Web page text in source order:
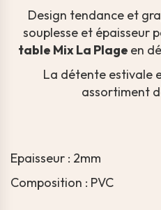
Design tendance et
souplesse et épaisseur
table Mix La Plage en
La détente estivale
assortiment
Epaisseur : 2mm
Composition : PVC